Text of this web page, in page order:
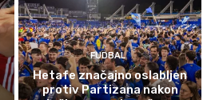
FUDBAL
Hetafe značajno oslabljen
protiv Partizana nakon